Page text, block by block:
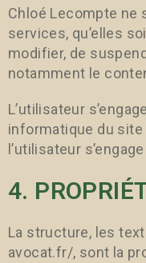
Chloé Lecompte ne
services, qu’elles
modifier, de
notamment le
L’utilisateur
informatique du
l’utilisateur
4.
La structure, les
avocat.fr/, sont la